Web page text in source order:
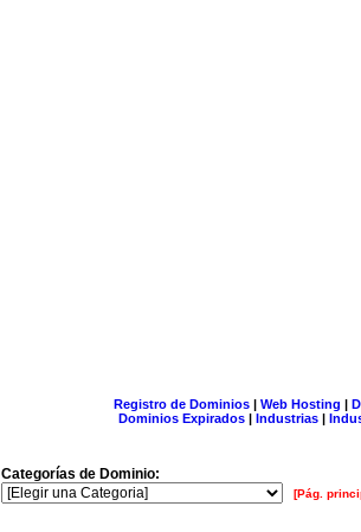
Registro de Dominios| Web Hosting |
Dominios Expirados | Industrias |
Categorías de Dominio:
[Pág.